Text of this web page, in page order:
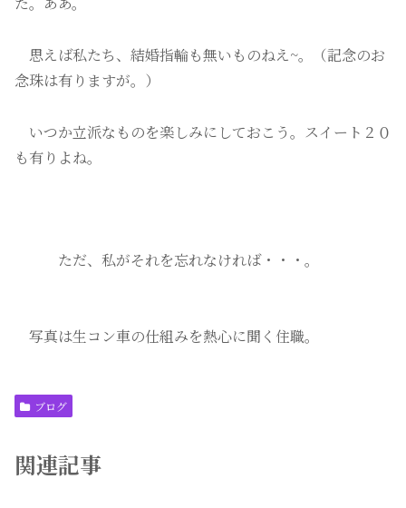
思えば私たち、結婚指輪も無いものねえ~。（記念のお
念珠は有りますが。）
いつか立派なものを楽しみにしておこう。スイート２０
も有りよね。
ただ、私がそれを忘れなければ・・・。
写真は生コン車の仕組みを熱心に聞く住職。
ブログ
関連記事